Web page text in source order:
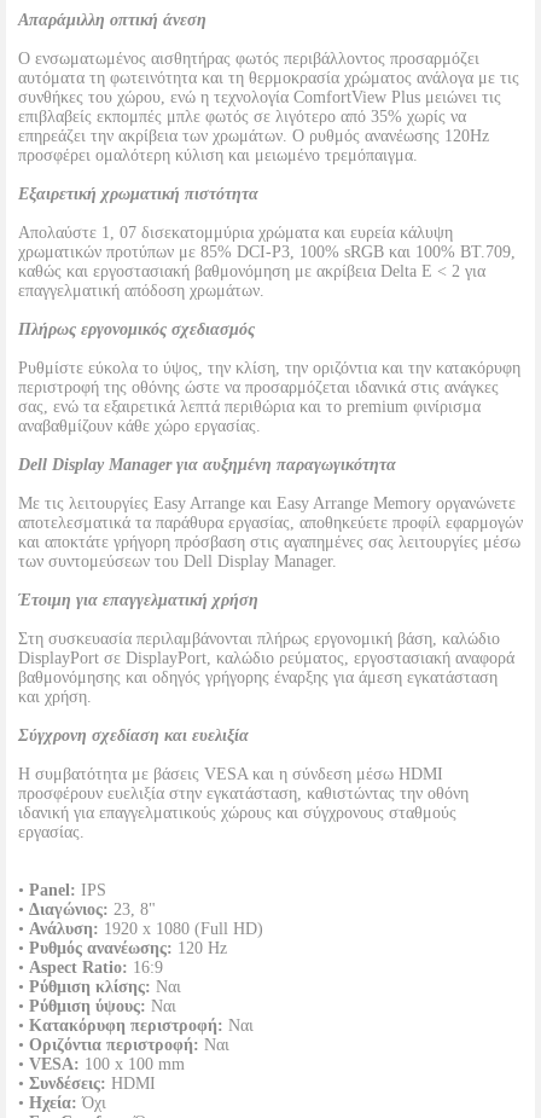
Απαράμιλλη οπτική άνεση
Ο ενσωματωμένος αισθητήρας φωτός περιβάλλοντος προσαρμόζει
αυτόματα τη φωτεινότητα και τη θερμοκρασία χρώματος ανάλογα με τις
συνθήκες του χώρου, ενώ η τεχνολογία ComfortView Plus μειώνει τις
επιβλαβείς εκπομπές μπλε φωτός σε λιγότερο από 35% χωρίς να
επηρεάζει την ακρίβεια των χρωμάτων. Ο ρυθμός ανανέωσης 120Hz
προσφέρει ομαλότερη κύλιση και μειωμένο τρεμόπαιγμα.
Εξαιρετική χρωματική πιστότητα
Απολαύστε 1, 07 δισεκατομμύρια χρώματα και ευρεία κάλυψη
χρωματικών προτύπων με 85% DCI-P3, 100% sRGB και 100% BT.709,
καθώς και εργοστασιακή βαθμονόμηση με ακρίβεια Delta E < 2 για
επαγγελματική απόδοση χρωμάτων.
Πλήρως εργονομικός σχεδιασμός
Ρυθμίστε εύκολα το ύψος, την κλίση, την οριζόντια και την κατακόρυφη
περιστροφή της οθόνης ώστε να προσαρμόζεται ιδανικά στις ανάγκες
σας, ενώ τα εξαιρετικά λεπτά περιθώρια και το premium φινίρισμα
αναβαθμίζουν κάθε χώρο εργασίας.
Dell Display Manager για αυξημένη παραγωγικότητα
Με τις λειτουργίες Easy Arrange και Easy Arrange Memory οργανώνετε
αποτελεσματικά τα παράθυρα εργασίας, αποθηκεύετε προφίλ εφαρμογών
και αποκτάτε γρήγορη πρόσβαση στις αγαπημένες σας λειτουργίες μέσω
των συντομεύσεων του Dell Display Manager.
Έτοιμη για επαγγελματική χρήση
Στη συσκευασία περιλαμβάνονται πλήρως εργονομική βάση, καλώδιο
DisplayPort σε DisplayPort, καλώδιο ρεύματος, εργοστασιακή αναφορά
βαθμονόμησης και οδηγός γρήγορης έναρξης για άμεση εγκατάσταση
και χρήση.
Σύγχρονη σχεδίαση και ευελιξία
Η συμβατότητα με βάσεις VESA και η σύνδεση μέσω HDMI
προσφέρουν ευελιξία στην εγκατάσταση, καθιστώντας την οθόνη
ιδανική για επαγγελματικούς χώρους και σύγχρονους σταθμούς
εργασίας.
• Panel: IPS
• Διαγώνιος: 23, 8"
• Ανάλυση: 1920 x 1080 (Full HD)
• Ρυθμός ανανέωσης: 120 Hz
• Aspect Ratio: 16:9
• Ρύθμιση κλίσης: Ναι
• Ρύθμιση ύψους: Ναι
• Κατακόρυφη περιστροφή: Ναι
• Οριζόντια περιστροφή: Ναι
• VESA: 100 x 100 mm
• Συνδέσεις: HDMI
• Ηχεία: Όχι